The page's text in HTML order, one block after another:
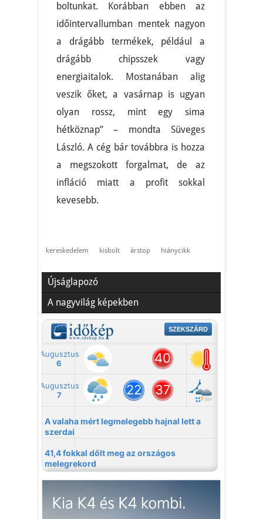
boltunkat. Korábban ebben az
időintervallumban mentek nagyon
a drágább termékek, például a
drágább chipsszek vagy
energiaitalok. Mostanában alig
veszik őket, a vasárnap is ugyan
olyan rossz, mint egy sima
hétköznap” – mondta Süveges
László. A cég bár továbbra is hozza
a megszokott forgalmat, de az
infláció miatt a profit sokkal
kevesebb.
kereskedelem kisbolt árstop hiánycikk
Újságlapozó
A nagyvilág képekben